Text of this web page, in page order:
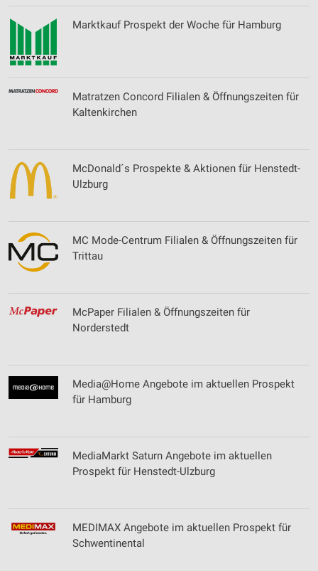
Marktkauf Prospekt der Woche für Hamburg
Matratzen Concord Filialen & Öffnungszeiten für
Kaltenkirchen
McDonald´s Prospekte & Aktionen für Henstedt-
Ulzburg
MC Mode-Centrum Filialen & Öffnungszeiten für
Trittau
McPaper Filialen & Öffnungszeiten für
Norderstedt
Media@Home Angebote im aktuellen Prospekt
für Hamburg
MediaMarkt Saturn Angebote im aktuellen
Prospekt für Henstedt-Ulzburg
MEDIMAX Angebote im aktuellen Prospekt für
Schwentinental